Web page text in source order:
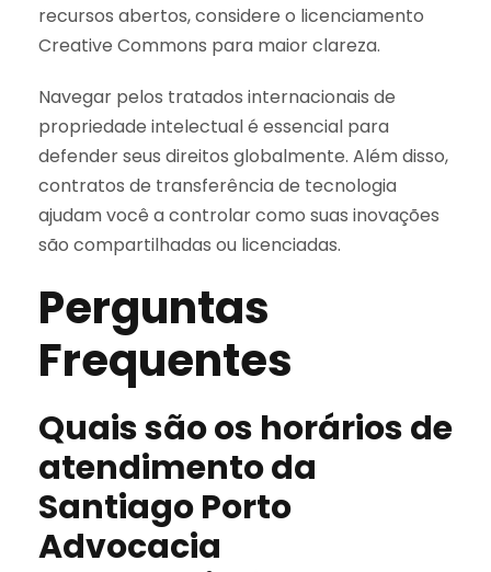
recursos abertos, considere o licenciamento
Creative Commons para maior clareza.
Navegar pelos tratados internacionais de
propriedade intelectual é essencial para
defender seus direitos globalmente. Além disso,
contratos de transferência de tecnologia
ajudam você a controlar como suas inovações
são compartilhadas ou licenciadas.
Perguntas
Frequentes
Quais são os horários de
atendimento da
Santiago Porto
Advocacia